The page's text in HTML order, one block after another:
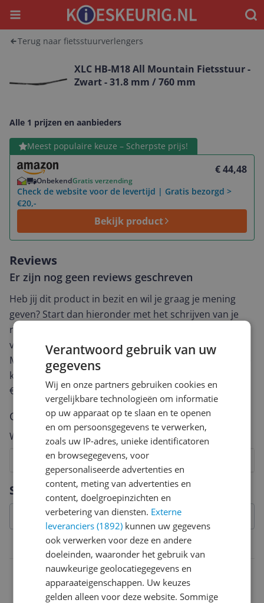
Menu
Terug naar fietsstuurverlengers
XLC HB-M18 All Mountain Fietsstuur -
Zwart - 31.8 mm / 760 mm
Alle 1 prijzen en aanbieders
Meest populaire keuze – Scherpste prijs!
€ 44,48
OnbekendGratis verzending
Check de website voor de levertijd | Gratis bezorgd >
€20,-
Bekijk product
Bekijk product
Specificaties
Belangrijkste kenmerken
4055149078423
Reviews
Er zijn nog geen reviews geschreven
Heb jij dit product in bezit en wil je graag je mening
geven? Start dan hieronder met het schrijven van je
review. Afhankelijk van de details duurt het schrijven
van een review gemiddeld tussen de 3 en 10 minuten.
Met jouw mening help je andere bezoekers een betere
keuze te maken én maak je iedere maand kans op
€250,-!
Klik hier voor de actievoorwaarden.
Cijfer
Welk cijfer geef jij dit product?
6
5
4
3
2
Vraag 1 van 4
Verantwoord gebruik van uw
gegevens
Wij en onze partners gebruiken cookies en
vergelijkbare technologieën om informatie
op uw apparaat op te slaan en te openen
en om persoonsgegevens te verwerken,
zoals uw IP-adres, unieke identificatoren
en browsegegevens, voor
gepersonaliseerde advertenties en
content, meting van advertenties en
content, doelgroepinzichten en
verbetering van diensten. Externe
leveranciers (1892) kunnen uw gegevens
ook verwerken voor deze en andere
doeleinden, waaronder het gebruik van
nauwkeurige geolocatiegegevens en
apparaateigenschappen. Uw keuzes
gelden alleen voor deze website. Sommige